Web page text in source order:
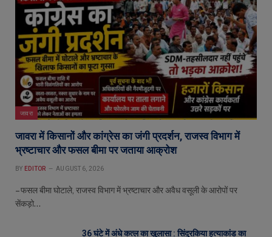
जावरा
जावरा में किसानों और कांग्रेस का जंगी प्रदर्शन, राजस्व विभाग में
भ्रष्टाचार और फसल बीमा पर जताया आक्रोश
BY EDITOR AUGUST 6, 2026
– फसल बीमा घोटाले, राजस्व विभाग में भ्रष्टाचार और अवैध वसूली के आरोपों पर
सेंकड़ो…
36 घंटे में अंधे कत्ल का खुलासा : सिंदुरकिया हत्याकांड का